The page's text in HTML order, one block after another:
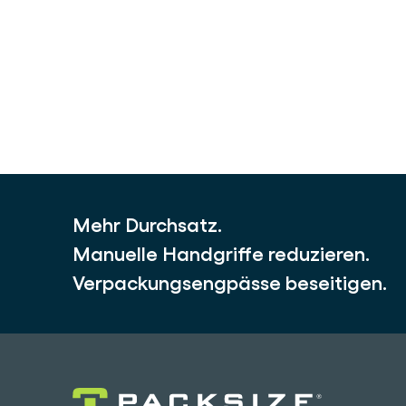
Mehr Durchsatz.
Manuelle Handgriffe reduzieren.
Verpackungsengpässe beseitigen.